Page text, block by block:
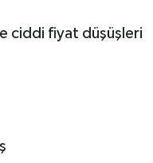
ciddi fiyat düşüşleri